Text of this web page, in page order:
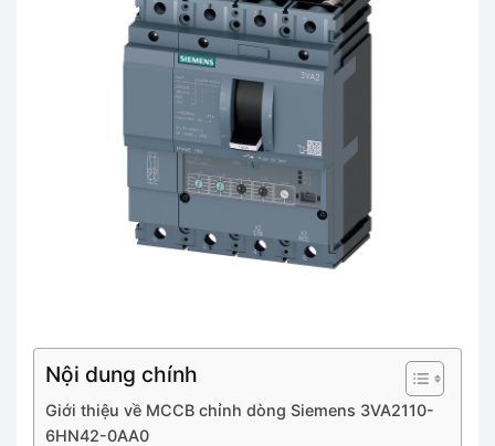
Nội dung chính
Giới thiệu về MCCB chỉnh dòng Siemens 3VA2110-
6HN42-0AA0